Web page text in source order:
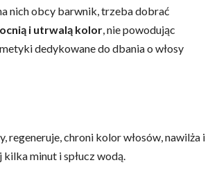
nich obcy barwnik, trzeba dobrać
i utrwalą kolor, nie powodując
dedykowane do dbania o włosy
regeneruje, chroni kolor włosów, nawilża i
minut i spłucz wodą.